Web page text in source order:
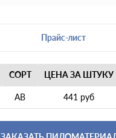
Прайс-лист
СОРТ ЦЕНА ЗА ШТУКУ
АВ 441 руб